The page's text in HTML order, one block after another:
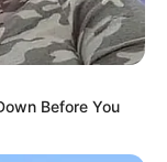
Before You